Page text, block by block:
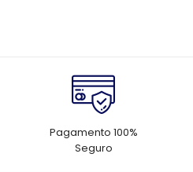
Pagamento 100%
Seguro